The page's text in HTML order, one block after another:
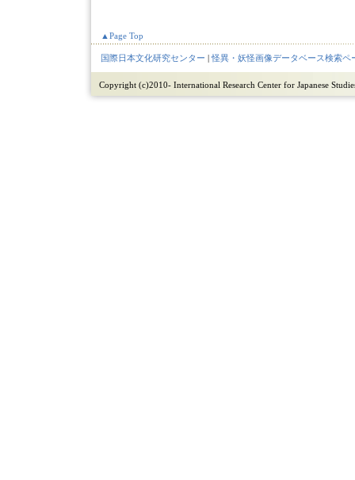
▲Page Top
国際日本文化研究センター |怪異・妖怪画像データベース検索ペ
Copyright (c)2010- International Research Center for Japanese